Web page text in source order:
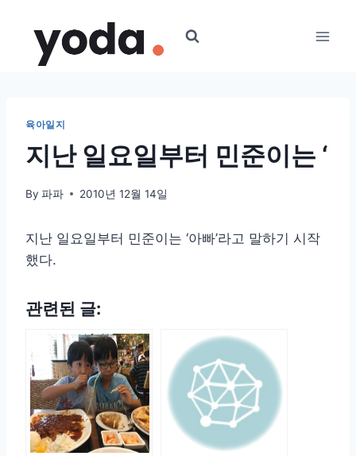
content
육아일지
지난 일요일부터 민준이는 ‘
By 파파 2010년 12월 14일
지난 일요일부터 민준이는 ‘아빠’라고 말하기 시작
했다.
관련된 글: